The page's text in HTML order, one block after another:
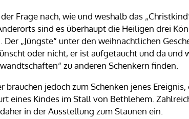
Frage nach, wie und weshalb das
sind es überhaupt die Heiligen drei
Der „Jüngste“ unter den weihnachtlichen
oder nicht, er ist aufgetaucht und da und
zu anderen Schenkern finden.
brauchen jedoch zum Schenken jenes Ereignis,
eines Kindes im Stall von Bethlehem.
in der Ausstellung zum Staunen ein.